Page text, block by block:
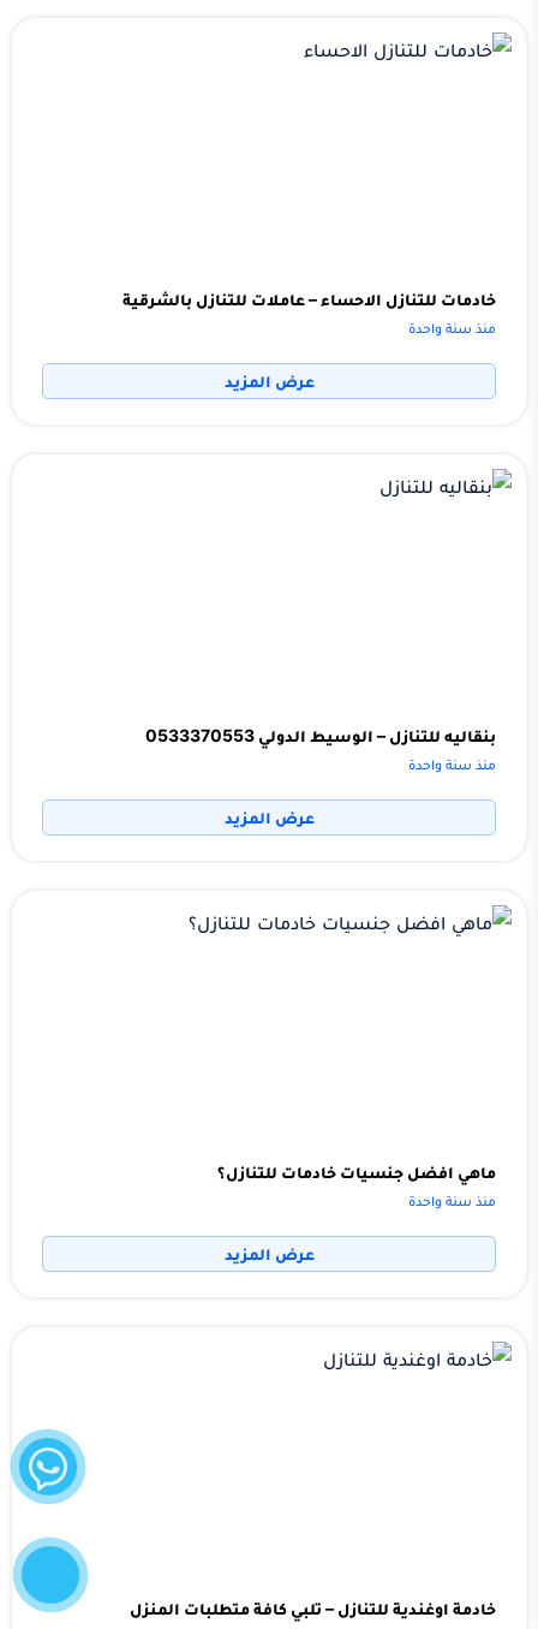
خادمات للتنازل الاحساء – عاملات للتنازل بالشرقية
منذ سنة واحدة
عرض المزيد
بنقاليه للتنازل – الوسيط الدولي 0533370553
منذ سنة واحدة
عرض المزيد
ماهي افضل جنسيات خادمات للتنازل؟
منذ سنة واحدة
عرض المزيد
خادمة اوغندية للتنازل – تلبي كافة متطلبات المنزل
واتساب
الآن